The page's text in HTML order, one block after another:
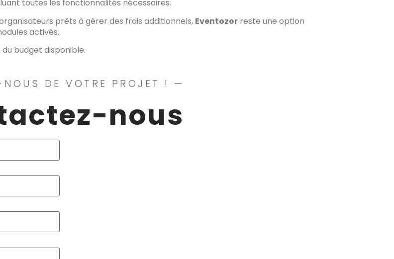
toutes les fonctionnalités nécessaires.
prêts à gérer des frais additionnels, Eventozor reste une option
activés.
budget disponible.
DE VOTRE PROJET ! —
nous